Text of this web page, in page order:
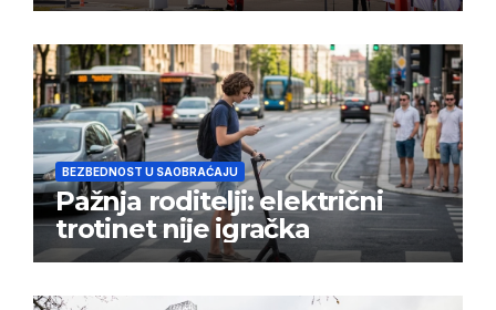
BEZBEDNOST U SAOBRAĆAJU
Pažnja roditelji: električni
trotinet nije igračka